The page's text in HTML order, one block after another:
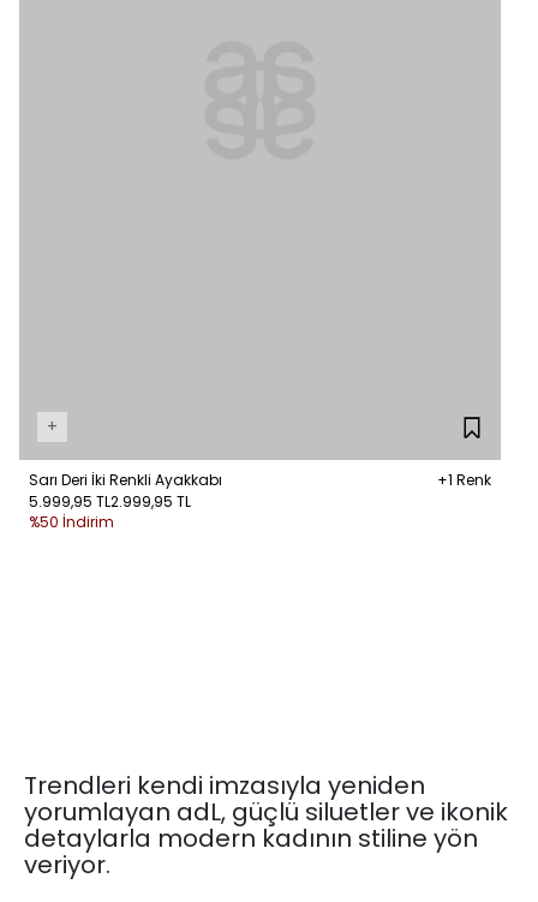
+
Sarı Deri İki Renkli Ayakkabı
+1 Renk
5.999,95 TL2.999,95 TL
%50 İndirim
Trendleri kendi imzasıyla yeniden
yorumlayan adL, güçlü siluetler ve ikonik
detaylarla modern kadının stiline yön
veriyor.